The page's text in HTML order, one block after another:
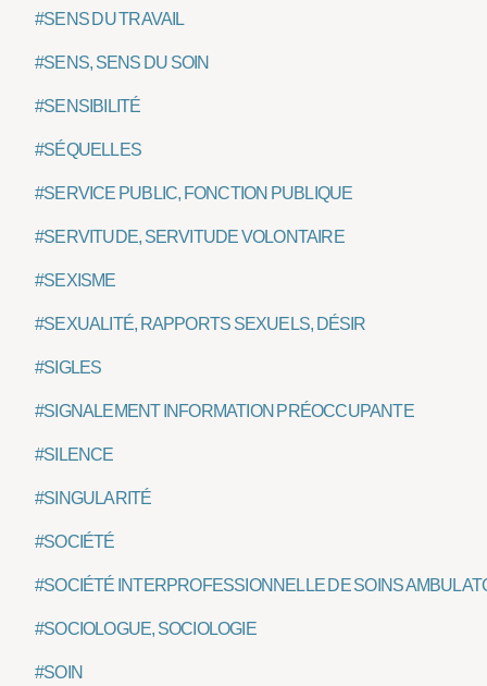
#SENS DU TRAVAIL
#SENS, SENS DU SOIN
#SENSIBILITÉ
#SÉQUELLES
#SERVICE PUBLIC, FONCTION PUBLIQUE
#SERVITUDE, SERVITUDE VOLONTAIRE
#SEXISME
#SEXUALITÉ, RAPPORTS SEXUELS, DÉSIR
#SIGLES
#SIGNALEMENT INFORMATION PRÉOCCUPANTE
#SILENCE
#SINGULARITÉ
#SOCIÉTÉ
#SOCIÉTÉ INTERPROFESSIONNELLE DE SOINS
#SOCIOLOGUE, SOCIOLOGIE
#SOIN